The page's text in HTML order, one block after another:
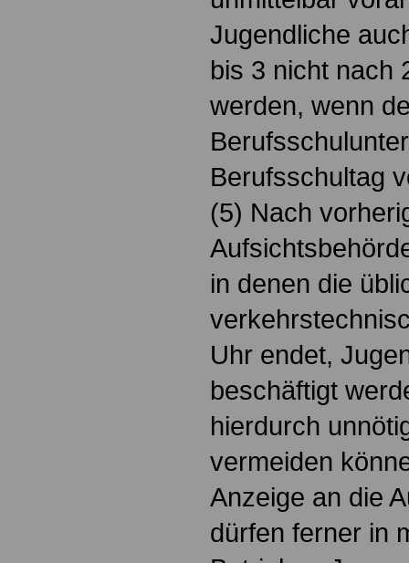
Jugendliche
bis 3 nicht nach
werden, wenn
Berufsschultag
(5) Nach
in denen die
Uhr endet,
beschäftigt
hierdurch
vermeiden
Anzeige an die
dürfen ferner in